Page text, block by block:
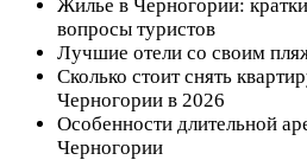
Жилье в Черногории:
вопросы туристов
Лучшие отели со своим
Сколько стоит снять
Черногории в 2026
Особенности длительной
Черногории